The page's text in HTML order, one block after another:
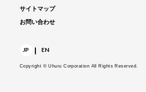
サイトマップ
お問い合わせ
JP | EN
Copyright © Uhuru Corporation All Rights Reserved.